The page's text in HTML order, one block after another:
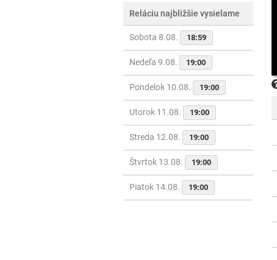
Reláciu najbližšie vysielame
Sobota 8.08. 18:59
Nedeľa 9.08. 19:00
Pondelok 10.08. 19:00
Utorok 11.08. 19:00
Streda 12.08. 19:00
Štvrtok 13.08. 19:00
Piatok 14.08. 19:00